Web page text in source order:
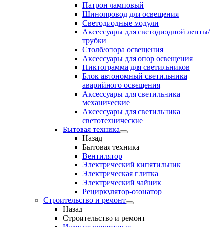
Патрон ламповый
Шинопровод для освещения
Светодиодные модули
Аксессуары для светодиодной ленты/
трубки
Столб/опора освещения
Аксессуары для опор освещения
Пиктограмма для светильников
Блок автономный светильника
аварийного освещения
Аксессуары для светильника
механические
Аксессуары для светильника
светотехнические
Бытовая техника
Назад
Бытовая техника
Вентилятор
Электрический кипятильник
Электрическая плитка
Электрический чайник
Рециркулятор-озонатор
Строительство и ремонт
Назад
Строительство и ремонт